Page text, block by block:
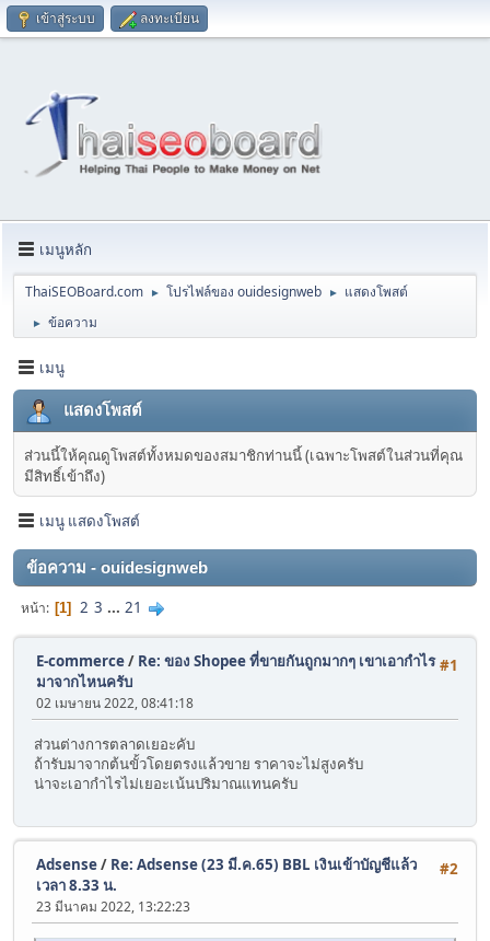
เข้าสู่ระบบ ลงทะเบียน
เมนูหลัก
ThaiSEOBoard.com ► โปรไฟล์ของ ouidesignweb ► แสดงโพสต์
► ข้อความ
เมนู
แสดงโพสต์
ส่วนนี้ให้คุณดูโพสต์ทั้งหมดของสมาชิกท่านนี้ (เฉพาะโพสต์ในส่วนที่คุณ
มีสิทธิ์เข้าถึง)
เมนู แสดงโพสต์
ข้อความ - ouidesignweb
หน้า 1 2 3 ... 21
#1
E-commerce/ Re: ของ Shopee ที่ขายกันถูกมากๆ เขาเอากำไร
มาจากไหนครับ
02 เมษายน 2022, 08:41:18
ส่วนต่างการตลาดเยอะคับ
ถ้ารับมาจากต้นขั้วโดยตรงแล้วขาย ราคาจะไม่สูงครับ
น่าจะเอากำไรไม่เยอะเน้นปริมาณแทนครับ
#2
Adsense/ Re: Adsense (23 มี.ค.65) BBL เงินเข้าบัญชีแล้ว
เวลา 8.33 น.
23 มีนาคม 2022, 13:22:23